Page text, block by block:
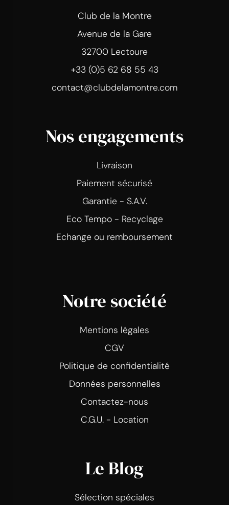
Club de la Montre
Avenue de la Gare
32700 Lectoure
+33 (0)5 62 68 55 43
contact@clubdelamontre.com
Nos engagements
Livraison
Paiement sécurisé
Garantie - S.A.V.
Eco Tempo - Recyclage
Echange ou remboursement
Notre société
Mentions légales
CGV
Politique de confidentialité
Données personnelles
Contactez-nous
C.G.U. - Location
Le Blog
Sélection spéciales